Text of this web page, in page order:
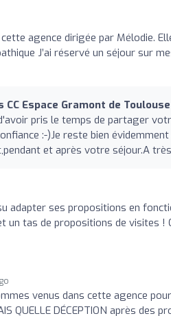
agence dirigée par Mélodie.
J’ai réservé un séjour sur
Espace Gramont de Toulouse
pris le temps de partager
:-)Je reste bien
et après votre séjour.A
adapter ses propositions en
tas de propositions de visites !
venus dans cette agence
QUELLE DÉCEPTION après des